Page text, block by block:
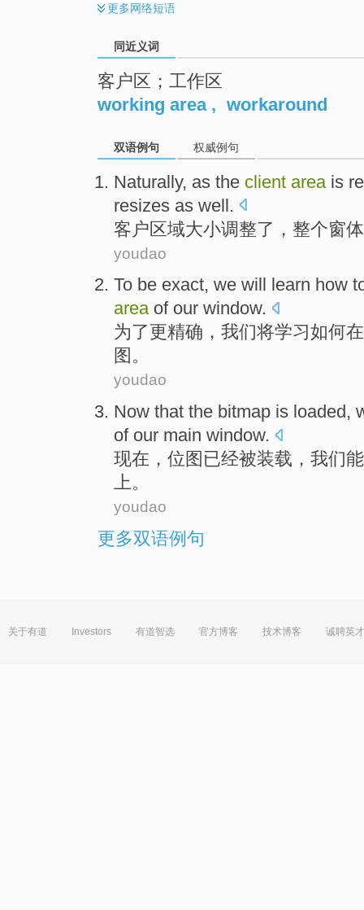
更多网络短语
同近义词
客户区；工作区
working area, workaround
双语例句 权威例句
Naturally, as the client area is
resizes as well.
客户区域大小调整了， 整个窗体
youdao
To be exact, we will learn how
areaof our window.
为了更精确， 我们将学习 如何在
图 。
youdao
Now that the bitmap is loaded,
of our main window.
现在 ， 位图 已经被装载， 我们能
上。
youdao
更多双语例句
关于有道 Investors 有道智选 官方博客 技术博客 诚聘英才